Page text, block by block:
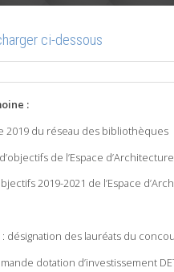
ci-dessous
:
2019 du réseau des bibliothèques
de l’Espace
2019-2021 de l’Espace
désignation des lauréats du
dotation d’investissement